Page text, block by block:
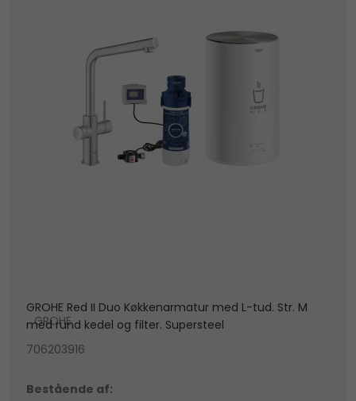
GROHE Red II Duo Køkkenarmatur med L-tud. Str. M
med rund kedel og filter. Supersteel
GROHE
706203916
Bestående af: